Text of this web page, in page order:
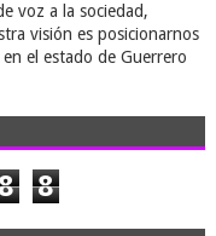
voz a la sociedad,
visión es posicionarnos
el estado de Guerrero
8